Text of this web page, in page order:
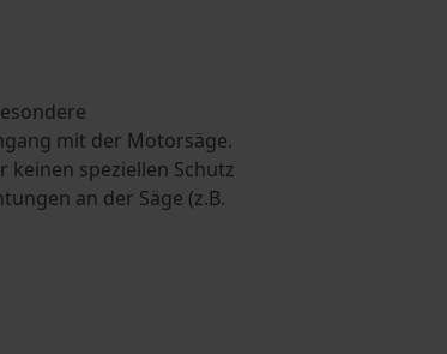
mit der Motorsäge.
speziellen Schutz
an der Säge (z.B.